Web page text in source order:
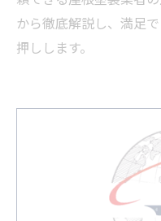
から徹底解説し、満足
押しします。